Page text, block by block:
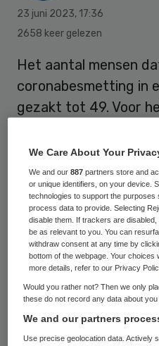
23 juni 2023, 17:36
2658 keer gelezen
Het aantal mensen
coronabesmetting in
gezakt tot 49. Voor
Nederland was
bezetting onder de
Volgens de cijfers
Coördinatiecentrum
(LCPS) hadden de
mensen zulke
ze daarom werden
klachten waren
We Care About Your
We and our887 partners store and
or unique identifiers, on your device.
technologies to support the
process data to provide. Selecting
disable them. If trackers are
be as relevant to you. You can
withdraw consent at any time by
bottom of the webpage. Your choices
more details, refer to our Privacy
Would you rather not? Then we only
these do not record any data about
We and our partners
Use precise geolocation data. Actively